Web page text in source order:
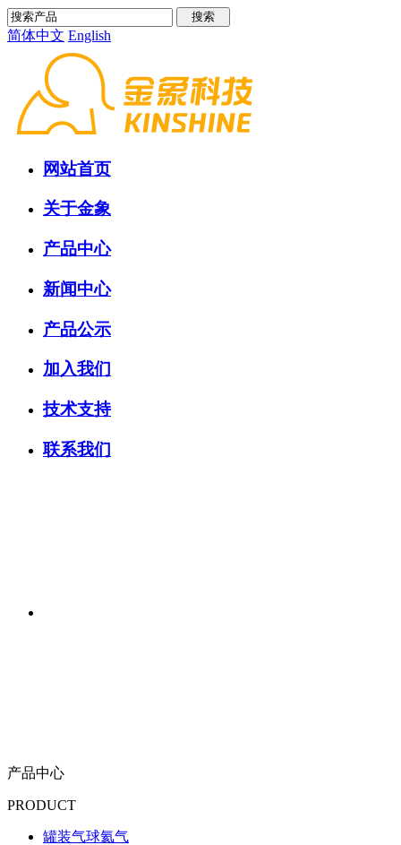
简体中文 English
网站首页
关于金象
产品中心
新闻中心
产品公示
加入我们
技术支持
联系我们
产品中心
PRODUCT
罐装气球氦气